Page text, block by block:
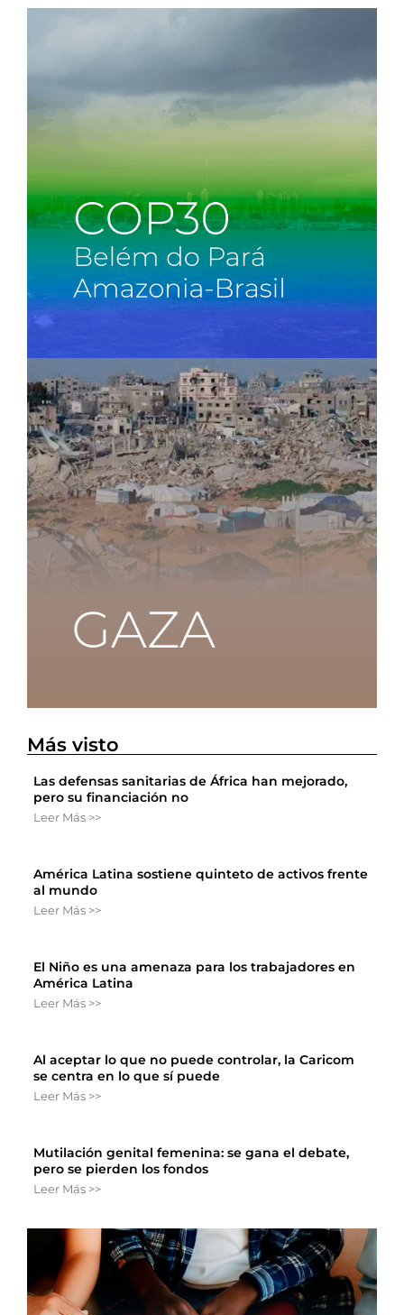
Más visto
Las defensas sanitarias de África han mejorado,
pero su financiación no
Leer Más >>
América Latina sostiene quinteto de activos frente
al mundo
Leer Más >>
El Niño es una amenaza para los trabajadores en
América Latina
Leer Más >>
Al aceptar lo que no puede controlar, la Caricom
se centra en lo que sí puede
Leer Más >>
Mutilación genital femenina: se gana el debate,
pero se pierden los fondos
Leer Más >>